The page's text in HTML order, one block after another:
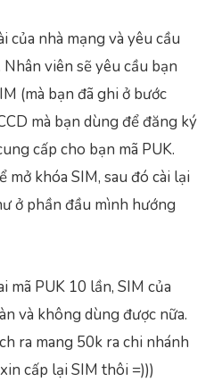
của nhà mạng và yêu cầu
viên sẽ yêu cầu bạn
(mà bạn đã ghi ở bước
mà bạn dùng để đăng ký
cấp cho bạn mã PUK.
mở khóa SIM, sau đó cài lại
ở phần đầu mình hướng
mã PUK 10 lần, SIM của
và không dùng được nữa.
ra mang 50k ra chi nhánh
cấp lại SIM thôi =)))